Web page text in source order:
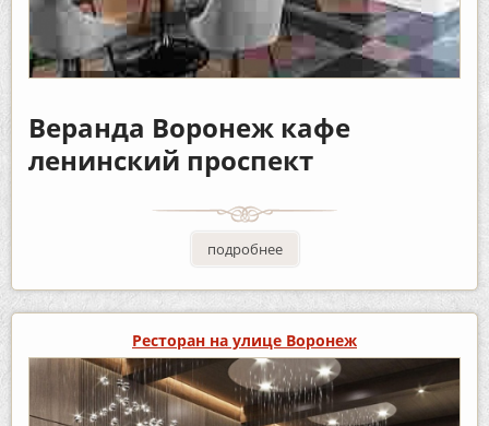
Веранда Воронеж кафе
ленинский проспект
подробнее
Ресторан на улице Воронеж